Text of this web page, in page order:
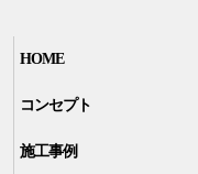
HOME
コンセプト
施工事例